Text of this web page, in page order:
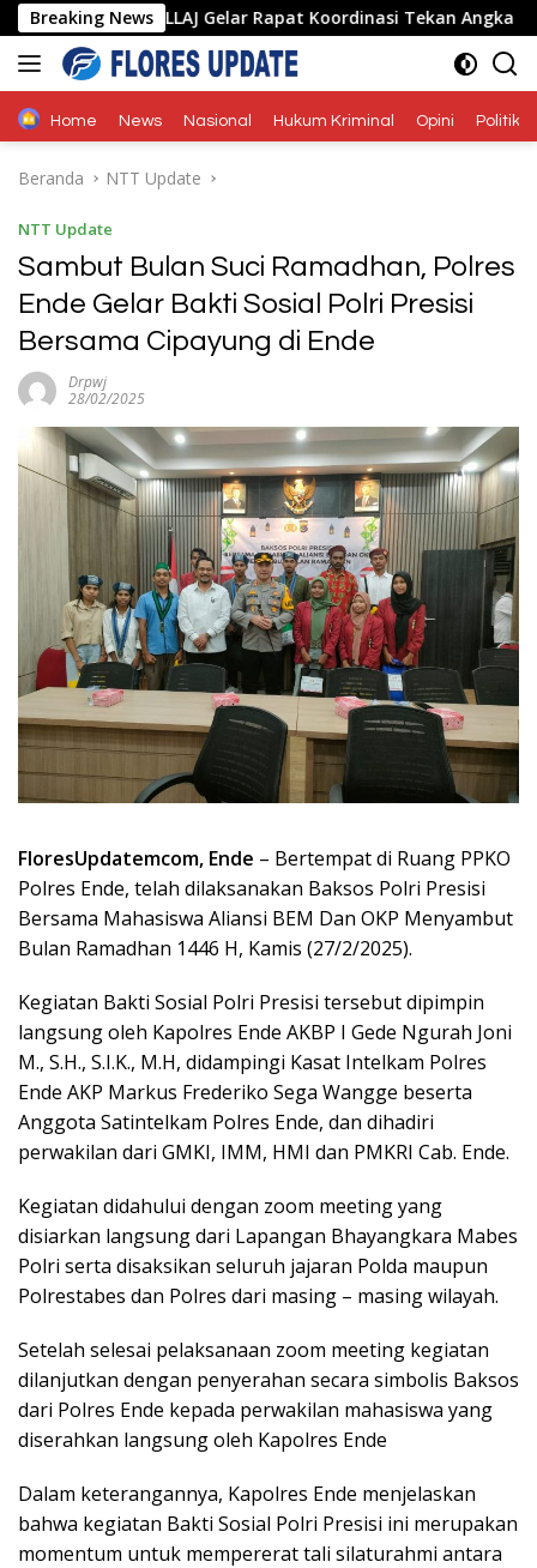
Langsung
ke
konten
Breaking News
LLAJ Gelar Rapat Koordinasi Tekan Angka Kecelakaan
Home News Nasional Hukum Kriminal Opini Politik
Beranda NTT Update
NTT Update
Sambut Bulan Suci Ramadhan, Polres
Ende Gelar Bakti Sosial Polri Presisi
Bersama Cipayung di Ende
Drpwj
28/02/2025
FloresUpdatemcom, Ende – Bertempat di Ruang PPKO
Polres Ende, telah dilaksanakan Baksos Polri Presisi
Bersama Mahasiswa Aliansi BEM Dan OKP Menyambut
Bulan Ramadhan 1446 H, Kamis (27/2/2025).
Kegiatan Bakti Sosial Polri Presisi tersebut dipimpin
langsung oleh Kapolres Ende AKBP I Gede Ngurah Joni
M., S.H., S.I.K., M.H, didampingi Kasat Intelkam Polres
Ende AKP Markus Frederiko Sega Wangge beserta
Anggota Satintelkam Polres Ende, dan dihadiri
perwakilan dari GMKI, IMM, HMI dan PMKRI Cab. Ende.
Kegiatan didahului dengan zoom meeting yang
disiarkan langsung dari Lapangan Bhayangkara Mabes
Polri serta disaksikan seluruh jajaran Polda maupun
Polrestabes dan Polres dari masing – masing wilayah.
Setelah selesai pelaksanaan zoom meeting kegiatan
dilanjutkan dengan penyerahan secara simbolis Baksos
dari Polres Ende kepada perwakilan mahasiswa yang
diserahkan langsung oleh Kapolres Ende
Dalam keterangannya, Kapolres Ende menjelaskan
bahwa kegiatan Bakti Sosial Polri Presisi ini merupakan
momentum untuk mempererat tali silaturahmi antara